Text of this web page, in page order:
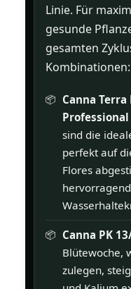
Linie. Für
gesunde
gesamten
Kombinationen:
Canna
Professional
sind die
perfekt auf
Flores
Canna PK
Blütewoche,
zulegen,